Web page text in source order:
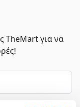
TheMart για να